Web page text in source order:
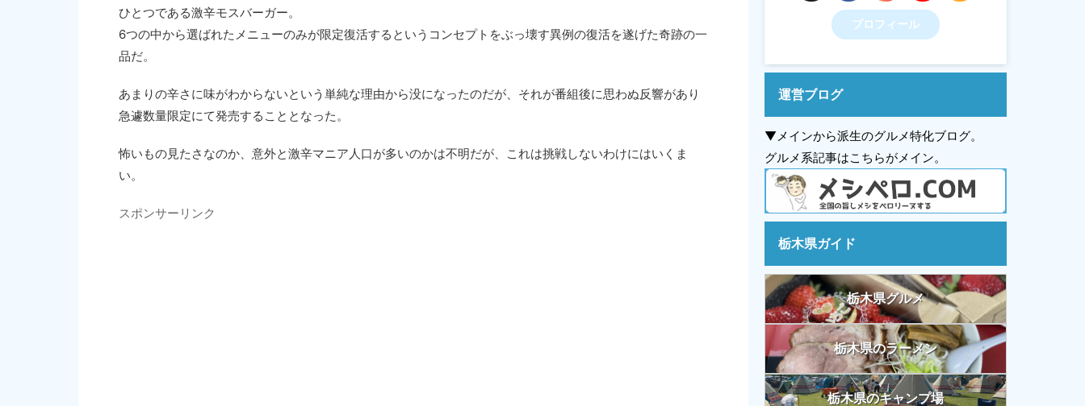
ひとつである激辛モスバーガー。
6つの中から選ばれたメニューのみが限定復活するというコンセプトをぶっ壊す異例の復活を遂げた奇跡の一
品だ。
あまりの辛さに味がわからないという単純な理由から没になったのだが、それが番組後に思わぬ反響があり
急遽数量限定にて発売することとなった。
怖いもの見たさなのか、意外と激辛マニア人口が多いのかは不明だが、これは挑戦しないわけにはいくま
い。
スポンサーリンク
プロフィール
運営ブログ
▼メインから派生のグルメ特化ブログ。
グルメ系記事はこちらがメイン。
栃木県ガイド
栃木県グルメ
栃木県のラーメン
栃木県のキャンプ場